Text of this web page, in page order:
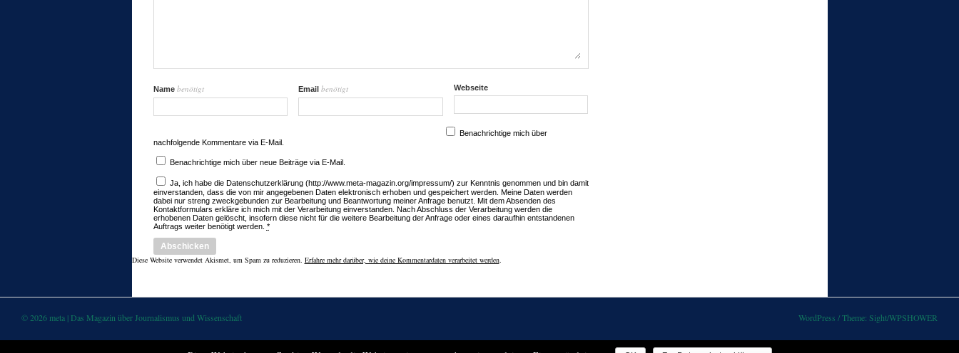
Name benötigt Email benötigt Webseite
Benachrichtige mich über
nachfolgende Kommentare via E-Mail.
Benachrichtige mich über neue Beiträge via E-Mail.
Ja, ich habe die Datenschutzerklärung (http://www.meta-magazin.org/impressum/) zur Kenntnis genommen und bin damit
einverstanden, dass die von mir angegebenen Daten elektronisch erhoben und gespeichert werden. Meine Daten werden
dabei nur streng zweckgebunden zur Bearbeitung und Beantwortung meiner Anfrage benutzt. Mit dem Absenden des
Kontaktformulars erkläre ich mich mit der Verarbeitung einverstanden. Nach Abschluss der Verarbeitung werden die
erhobenen Daten gelöscht, insofern diese nicht für die weitere Bearbeitung der Anfrage oder eines daraufhin entstandenen
Auftrags weiter benötigt werden. *
Diese Website verwendet Akismet, um Spam zu reduzieren. Erfahre mehr darüber, wie deine Kommentardaten verarbeitet werden.
© 2026 meta | Das Magazin über Journalismus und Wissenschaft WordPress /Theme: Sight/WPSHOWER